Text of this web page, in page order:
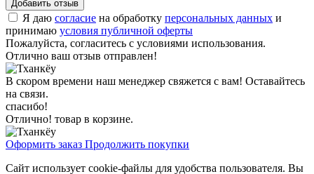
Я даю согласие на обработку персональных данных и
принимаю условия публичной оферты
Пожалуйста, согласитесь с условиями использования.
Отлично ваш отзыв отправлен!
В скором времени наш менеджер свяжется с вам! Оставайтесь
на связи.
спасибо!
Отлично! товар в корзине.
Оформить заказ Продолжить покупки
Сайт использует cookie-файлы для удобства пользователя. Вы